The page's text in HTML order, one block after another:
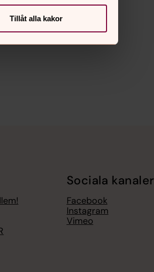
Tillåt alla kakor
Sociala kanaler
Facebook
Instagram
Vimeo